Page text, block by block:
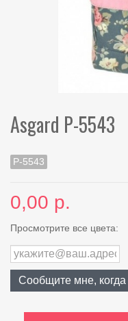
Asgard Р-5543
P-5543
0,00 р.
Просмотрите все цвета:
Сообщите мне,